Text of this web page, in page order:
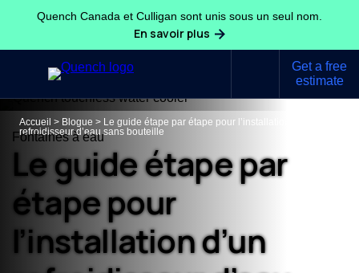
Quench Canada et Culligan sont unis sous un seul nom.
En savoir plus
Get a free
estimate
Accueil > Blogue > Le guide étape par étape pour l’installation d’un
refroidisseur d’eau sans bouteille
Fontaines à eau
Le guide étape par
étape pour
l’installation d’un